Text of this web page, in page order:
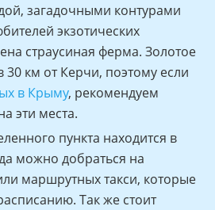
загадочными контурами
экзотических
страусиная ферма. Золотое
30 км от Керчи, поэтому если
в Крыму, рекомендуем
эти места.
пункта находится в
можно добраться на
маршрутных такси, которые
Так же стоит